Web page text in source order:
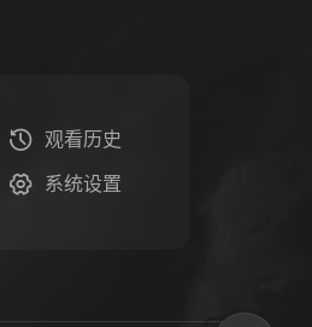
观看历史
系统设置